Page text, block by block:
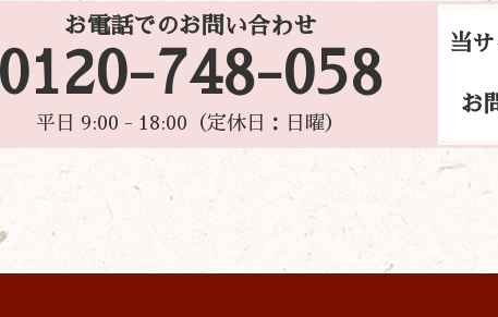
お電話でのお問い合わせ
748-058
平日 9:00 - 18:00（定休日：日曜）
当
お